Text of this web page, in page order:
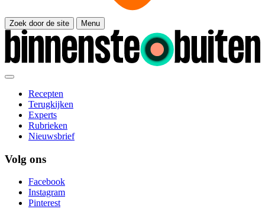
Zoek door de site Menu
Recepten
Terugkijken
Experts
Rubrieken
Nieuwsbrief
Volg ons
Facebook
Instagram
Pinterest